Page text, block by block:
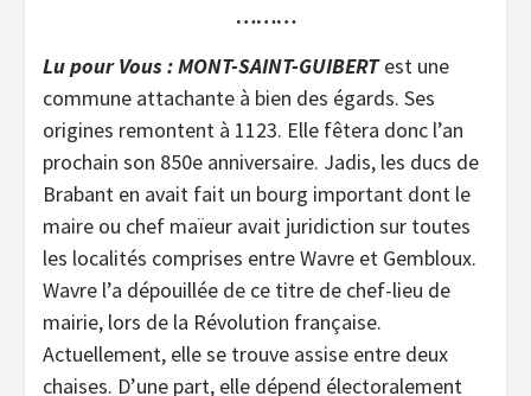
………
Lu pour Vous : MONT-SAINT-GUIBERTest une
commune attachante à bien des égards. Ses
origines remontent à 1123. Elle fêtera donc l’an
prochain son 850e anniversaire. Jadis, les ducs de
Brabant en avait fait un bourg important dont le
maire ou chef maïeur avait juridiction sur toutes
les localités comprises entre Wavre et Gembloux.
Wavre l’a dépouillée de ce titre de chef-lieu de
mairie, lors de la Révolution française.
Actuellement, elle se trouve assise entre deux
chaises. D’une part, elle dépend électoralement